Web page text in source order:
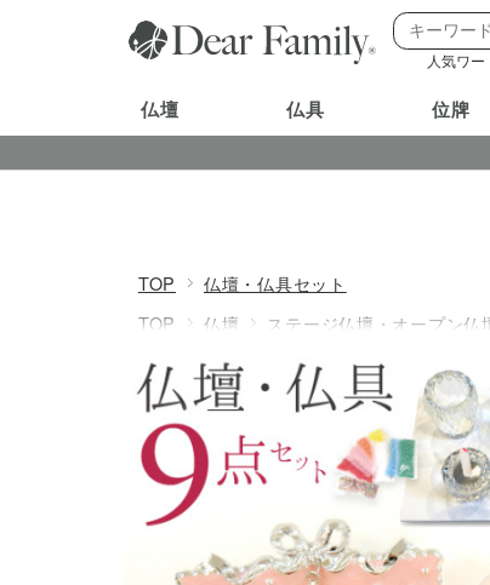
人気ワー
仏壇 仏具 位牌
TOP
仏壇・仏具セット
TOP
仏壇
ステージ仏壇・オープン仏
TOP
仏壇 価格から探す